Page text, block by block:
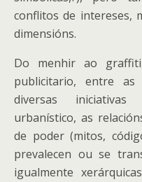
conflitos de intereses,
dimensións.
Do menhir ao
publicitario, entre as
diversas
urbanístico, as
de poder (mitos,
prevalecen ou se
igualmente